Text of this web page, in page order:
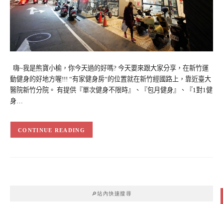
嗨~我是熊寶小榆，你今天過的好嗎? 今天要來跟大家分享，在新竹運
動健身的好地方喔!!! “有家健身房“的位置就在新竹經國路上，靠近臺大
醫院新竹分院。 有提供『單次健身不限時』、『包月健身』、『1對1健
身…
CONTINUE READING
🔎站內快速搜尋